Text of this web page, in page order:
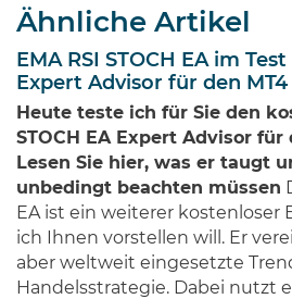
Bill Gates von
jedem
Diese Männer
erschaffen
Millionen von
ganzen Welt …
Ähnliche Artikel
EMA RSI STOCH EA im
Expert Advisor für den MT4
Heute teste ich für Sie den
STOCH EA Expert Advisor
Lesen Sie hier, was er taugt
unbedingt beachten müssen
EA ist ein weiterer kostenloser
ich Ihnen vorstellen will. Er
aber weltweit eingesetzte
Handelsstrategie. Dabei nutzt